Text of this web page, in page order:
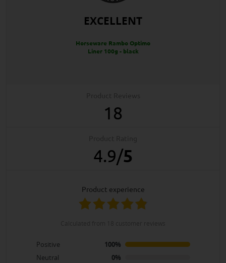
EXCELLENT
Horseware Rambo Optimo
Liner 100g - black
18
4.9/5
product experience
Positive
100%
Neutral
0%